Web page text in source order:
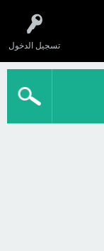
تسجيل الدخول